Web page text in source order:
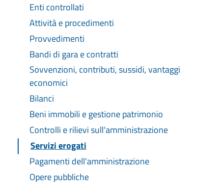
Enti controllati
Attività e procedimenti
Provvedimenti
Bandi di gara e contratti
Sovvenzioni, contributi, sussidi, vantaggi
economici
Bilanci
Beni immobili e gestione patrimonio
Controlli e rilievi sull'amministrazione
Servizi erogati
Pagamenti dell'amministrazione
Opere pubbliche